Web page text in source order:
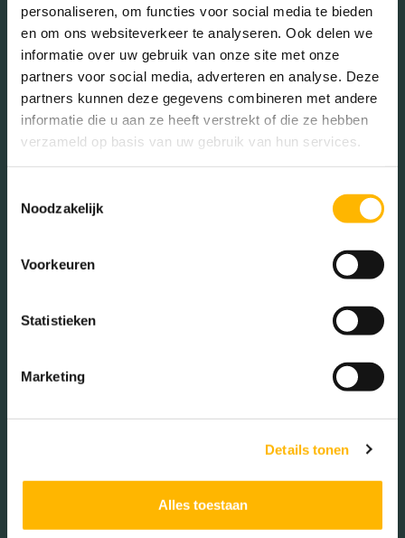
personaliseren, om functies voor social media te bieden
en om ons websiteverkeer te analyseren. Ook delen we
informatie over uw gebruik van onze site met onze
partners voor social media, adverteren en analyse. Deze
partners kunnen deze gegevens combineren met andere
informatie die u aan ze heeft verstrekt of die ze hebben
verzameld op basis van uw gebruik van hun services.
Noodzakelijk
Voorkeuren
Statistieken
Marketing
Details tonen
Alles toestaan
Voorzieningen
Mechanische ventilatie,
lift, zonnepanelen
Isolatie Volledig geisoleerd
Verwarming
Stadsverwarming,
Warm water Stadsverwarming
Tuintypes Geen tuin
In de buurt
Metrostation
Sportschool
Universiteit
Winkelcentrum Ziekenhuis